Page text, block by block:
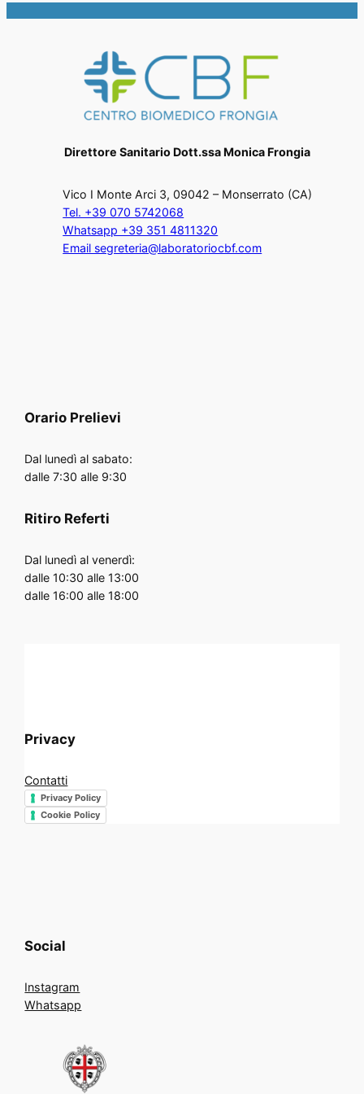
Direttore Sanitario Dott.ssa Monica Frongia
Vico I Monte Arci 3, 09042 – Monserrato (CA)
Tel. +39 070 5742068
Whatsapp +39 351 4811320
Email segreteria@laboratoriocbf.com
Orario Prelievi
Dal lunedì al sabato:
dalle 7:30 alle 9:30
Ritiro Referti
Dal lunedì al venerdì:
dalle 10:30 alle 13:00
dalle 16:00 alle 18:00
Privacy
Contatti
Privacy Policy
Cookie Policy
Social
Instagram
Whatsapp